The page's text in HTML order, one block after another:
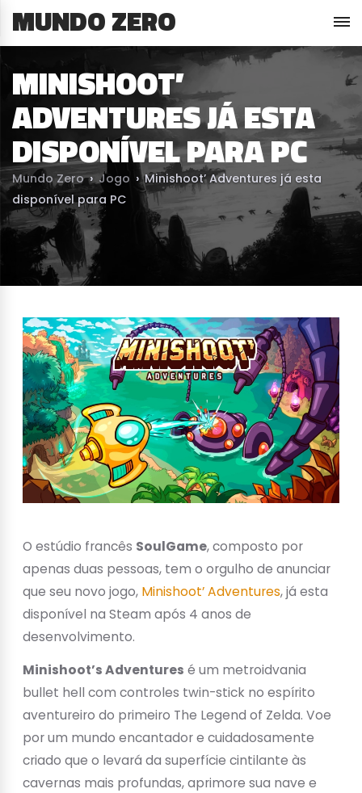
MUNDO ZERO
MINISHOOT’
ADVENTURES JÁ ESTA
DISPONÍVEL PARA PC
Mundo Zero › Jogo › Minishoot’ Adventures já esta
disponível para PC
O estúdio francês SoulGame, composto por
apenas duas pessoas, tem o orgulho de anunciar
que seu novo jogo, Minishoot’ Adventures, já esta
disponível na Steam após 4 anos de
desenvolvimento.
Minishoot’s Adventures é um metroidvania
bullet hell com controles twin-stick no espírito
aventureiro do primeiro The Legend of Zelda. Voe
por um mundo encantador e cuidadosamente
criado que o levará da superfície cintilante às
cavernas mais profundas, aprimore sua nave e